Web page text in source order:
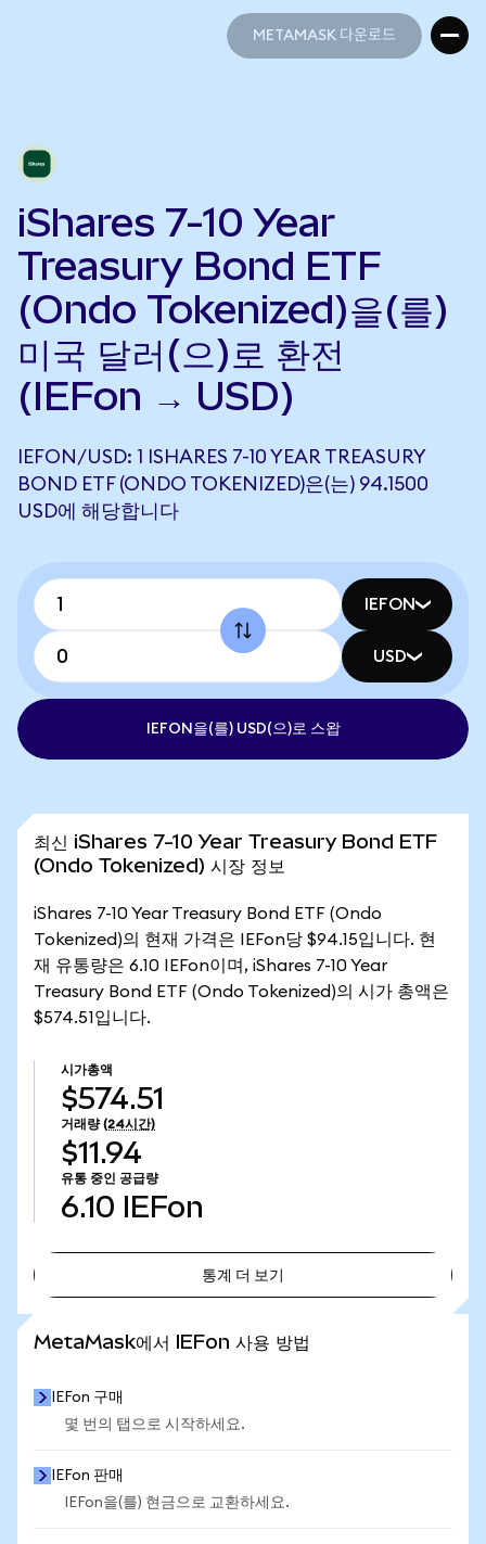
METAMASK 다운로드
iShares 7-10 Year
Treasury Bond ETF
(Ondo Tokenized)을(를)
미국 달러(으)로 환전
(IEFon → USD)
IEFON/USD: 1 ISHARES 7-10 YEAR TREASURY
BOND ETF (ONDO TOKENIZED)은(는) 94.1500
USD에 해당합니다
IEFON
USD
IEFON을(를) USD(으)로 스왑
최신 iShares 7-10 Year Treasury Bond ETF
(Ondo Tokenized) 시장 정보
iShares 7-10 Year Treasury Bond ETF (Ondo
Tokenized)의 현재 가격은 IEFon당 $94.15입니다. 현
재 유통량은 6.10 IEFon이며, iShares 7-10 Year
Treasury Bond ETF (Ondo Tokenized)의 시가 총액은
$574.51입니다.
시가총액
$574.51
거래량 (24시간)
$11.94
유통 중인 공급량
6.10 IEFon
통계 더 보기
MetaMask에서 IEFon 사용 방법
IEFon 구매
몇 번의 탭으로 시작하세요.
IEFon 판매
IEFon을(를) 현금으로 교환하세요.